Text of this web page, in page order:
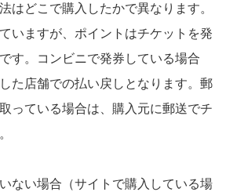
はどこで購入したかで異なります。
いますが、ポイントはチケットを発
す。コンビニで発券している場合
た店舗での払い戻しとなります。郵
っている場合は、購入元に郵送でチ
ない場合（サイトで購入している場